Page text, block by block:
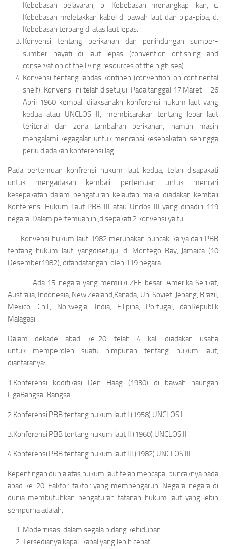
Kebebasan pelayaran, b. Kebebasan menangkap ikan, c.
Kebebasan meletakkan kabel di bawah laut dan pipa-pipa, d.
Kebebasan terbang di atas laut lepas.
Konvensi tentang perikanan dan perlindungan sumber-
sumber hayati di laut lepas (convention onfishing and
conservation of the living resources of the high sea).
Konvensi tentang landas kontinen (convention on continental
shelf). Konvensi ini telah disetujui. Pada tanggal 17 Maret – 26
April 1960 kembali dilaksanakn konferensi hukum laut yang
kedua atau UNCLOS II, membicarakan tentang lebar laut
teritorial dan zona tambahan perikanan, namun masih
mengalami kegagalan untuk mencapai kesepakatan, sehingga
perlu diadakan konferensi lagi.
Pada pertemuan konfrensi hukum laut kedua, telah disapakati
untuk mengadakan kembali pertemuan untuk mencari
kesepakatan dalam pengaturan kelautan maka diadakan kembali
Konferensi Hukum Laut PBB III atau Unclos III yang dihadiri 119
negara. Dalam pertemuan ini,disepakati 2 konvensi yaitu:
· Konvensi hukum laut 1982 merupakan puncak karya dari PBB
tentang hukum laut, yangdisetujui di Montego Bay, Jamaica (10
Desember1982), ditandatangani oleh 119 negara.
· Ada 15 negara yang memiliki ZEE besar: Amerika Serikat,
Australia, Indonesia, New Zealand,Kanada, Uni Soviet, Jepang, Brazil,
Mexico, Chili, Norwegia, India, Filipina, Portugal, danRepublik
Malagasi.
Dalam dekade abad ke-20 telah 4 kali diadakan usaha
untuk memperoleh suatu himpunan tentang hukum laut,
diantaranya:
1.Konferensi kodifikasi Den Haag (1930) di bawah naungan
LigaBangsa-Bangsa
2.Konferensi PBB tentang hukum laut I (1958) UNCLOS I
3.Konferensi PBB tentang hukum laut II (1960) UNCLOS II
4.Konferensi PBB tentang hukum laut III (1982) UNCLOS III.
Kepentingan dunia atas hukum laut telah mencapai puncaknya pada
abad ke-20. Faktor-faktor yang mempengaruhi Negara-negara di
dunia membutuhkan pengaturan tatanan hukum laut yang lebih
sempurna adalah:
Modernisasi dalam segala bidang kehidupan.
Tersedianya kapal-kapal yang lebih cepat